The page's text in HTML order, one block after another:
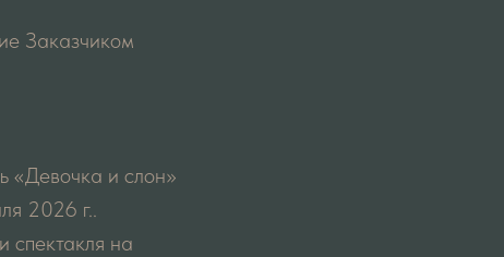
Заказчиком
«Девочка и слон»
2026 г..
спектакля на